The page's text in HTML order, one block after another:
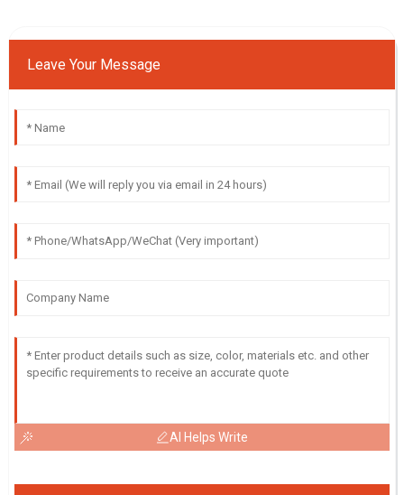
Leave Your Message
AI Helps Write